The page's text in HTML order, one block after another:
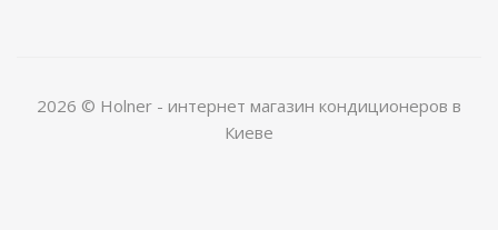
2026 © Holner - интернет магазин кондиционеров в
Киеве